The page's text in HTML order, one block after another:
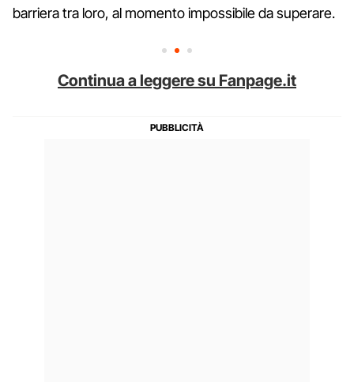
barriera tra loro, al momento impossibile da superare.
Continua a leggere su Fanpage.it